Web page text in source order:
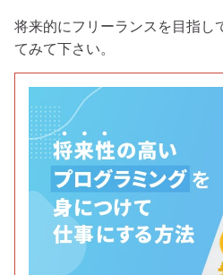
将来的にフリーランスを目指し
てみて下さい。